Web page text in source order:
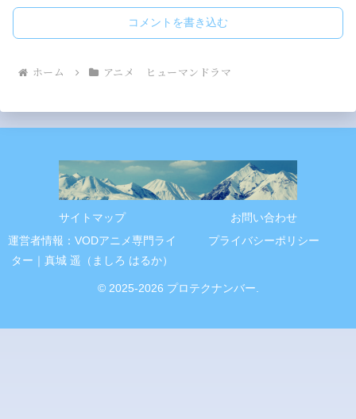
コメントを書き込む
ホーム アニメ ヒューマンドラマ
サイトマップ
お問い合わせ
運営者情報：VODアニメ専門ライ
ター｜真城 遥（ましろ はるか）
プライバシーポリシー
© 2025-2026 プロテクナンバー.